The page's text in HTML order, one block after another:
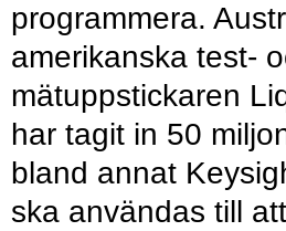
programmera.
amerikanska test-
mätuppstickaren
har tagit in 50
bland annat
ska användas till